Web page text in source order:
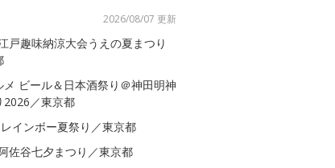
2026/08/07 更新
戸趣味納涼大会うえの夏まつり
メ ビール＆日本酒祭り＠神田明神
2026／東京都
インボー夏祭り／東京都
佐谷七夕まつり／東京都